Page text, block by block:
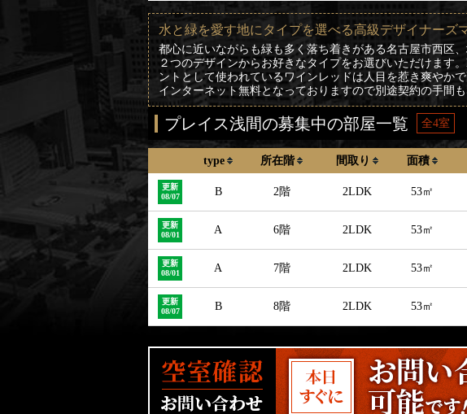
水と緑を愛す地にタイプを選べる高級デザイナーズ
都心に近いながらも緑も多く落ち着きがある名古屋市西区
２つのデザインからお好きなタイプをお選びいただけます
ントとして使われているワインレッドは人目を惹き爽やか
インターネット無料となっておりますので別途契約の手間
プレイス浅間の募集中の部屋一覧 全4室
type 所在階 間取り 面積
更新
08/07
B 2階 2LDK 53㎡
更新
08/01
A 6階 2LDK 53㎡
更新
08/01
A 7階 2LDK 53㎡
更新
08/07
B 8階 2LDK 53㎡